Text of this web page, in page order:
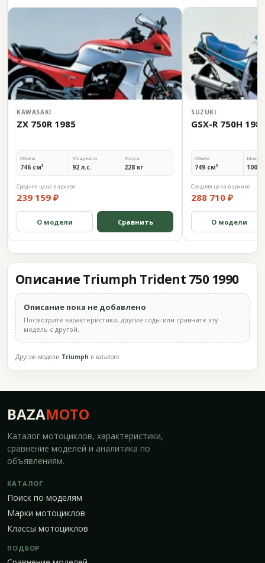
KAWASAKI
ZX 750R 1985
Объём
746 см³
Мощность
92 л.с.
Масса
228 кг
Средняя цена в архиве
239 159 ₽
О модели Сравнить
SUZUKI
GSX-R 750H
Объём
749 см³ 100
Средняя цена в архиве
288 710 ₽
О модели
Описание Triumph Trident 750 1990
Описание пока не добавлено
Посмотрите характеристики, другие годы или сравните эту
модель с другой.
Другие модели Triumph в каталоге
BAZAMOTO
Каталог мотоциклов, характеристики,
сравнение моделей и аналитика по
объявлениям.
КАТАЛОГ
Поиск по моделям
Марки мотоциклов
Классы мотоциклов
ПОДБОР